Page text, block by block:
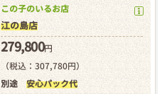
この子のいるお店
江の島店
279,800円
（税込：307,780円）
別途 安心パック代